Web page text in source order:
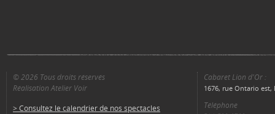
© 2026 Tous droits réservés
Réalisation Atelier Voir
> Consultez le calendrier de nos spectacles
Cabaret Lion d'Or :
1676, rue Ontario est,
Téléphone